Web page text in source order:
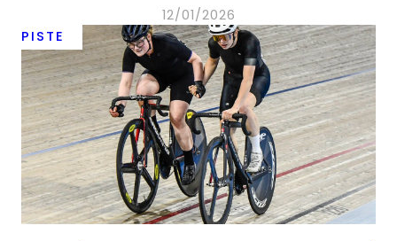
12/01/2026
PISTE